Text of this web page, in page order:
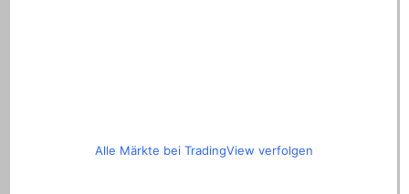
Alle Märkte bei TradingView verfolgen